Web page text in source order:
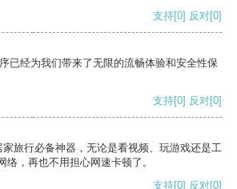
支持[0] 反对[0]
已经为我们带来了无限的流畅体验和安全性保
支持[0] 反对[0]
旅行必备神器，无论是看视频、玩游戏还是工
络，再也不用担心网速卡顿了。
支持[0] 反对[0]